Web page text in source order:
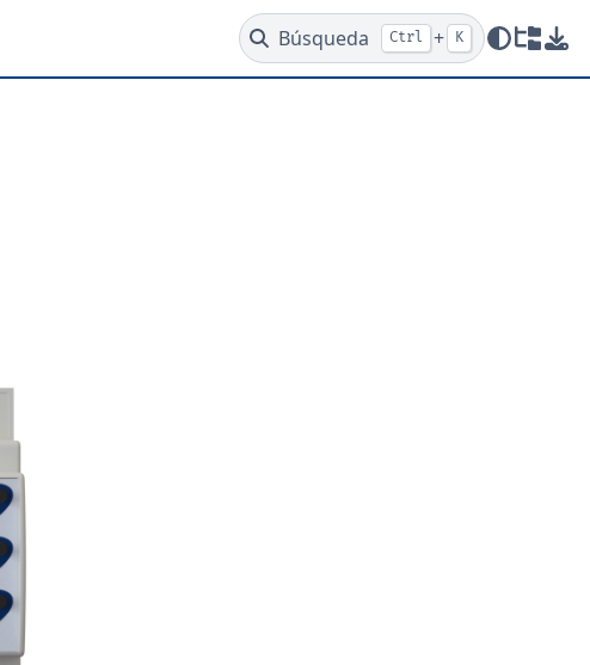
Búsqueda Ctrl + K